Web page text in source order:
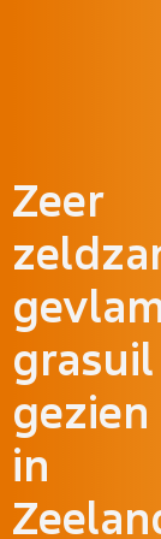
Zeer
grasuil
gezien
in